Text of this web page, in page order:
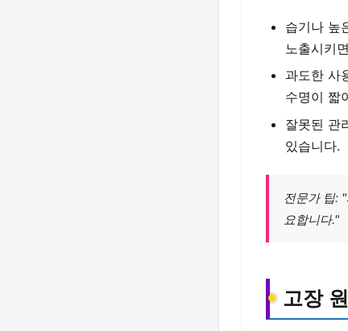
습기나 높
노출시키
과도한 사
수명이 짧
잘못된 관
있습니다.
전문가 팁:
요합니다."
고장